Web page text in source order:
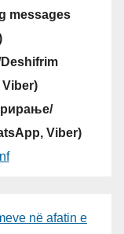
messages
Viber)
në afatin e